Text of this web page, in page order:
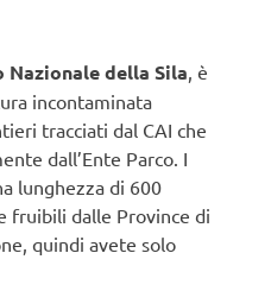
Nazionale della Sila , è
incontaminata
tracciati dal CAI che
dall’Ente Parco. I
lunghezza di 600
fruibili dalle Province di
quindi avete solo